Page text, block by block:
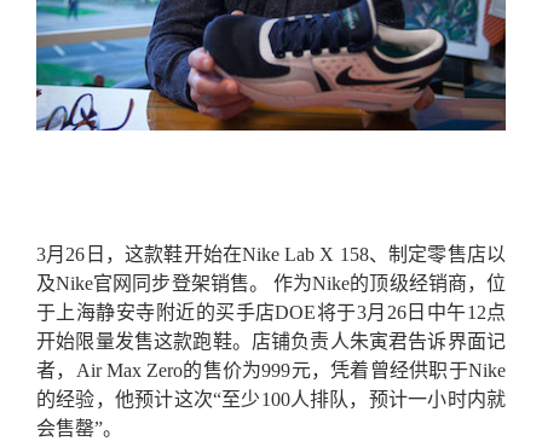
3月26日，这款鞋开始在Nike Lab X 158、制定零售店以
及Nike官网同步登架销售。 作为Nike的顶级经销商，位
于上海静安寺附近的买手店DOE将于3月26日中午12点
开始限量发售这款跑鞋。店铺负责人朱寅君告诉界面记
者，Air Max Zero的售价为999元，凭着曾经供职于Nike
的经验，他预计这次“至少100人排队，预计一小时内就
会售罄”。